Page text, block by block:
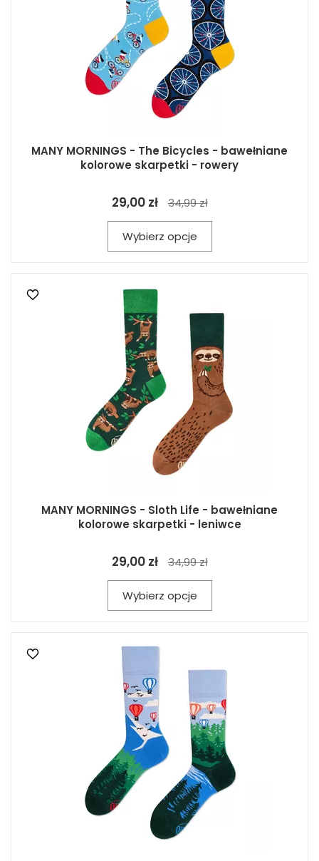
MANY MORNINGS - The Bicycles - bawełniane
kolorowe skarpetki - rowery
29,00 zł 34,99 zł
Wybierz opcje
MANY MORNINGS - Sloth Life - bawełniane
kolorowe skarpetki - leniwce
29,00 zł 34,99 zł
Wybierz opcje